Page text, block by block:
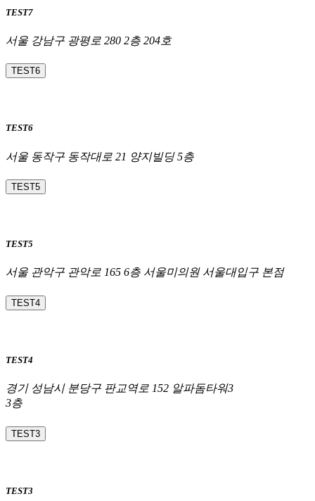
TEST7
서울 강남구 광평로 280 2층 204호
TEST6
TEST6
서울 동작구 동작대로 21 양지빌딩 5층
TEST5
TEST5
서울 관악구 관악로 165 6층 서울미의원 서울대입구 본점
TEST4
TEST4
경기 성남시 분당구 판교역로 152 알파돔타워3
3층
TEST3
TEST3